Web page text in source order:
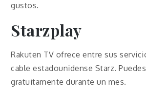
gustos.
Starzplay
Rakuten TV ofrece entre sus
cable estadounidense Starz.
gratuitamente durante un mes.